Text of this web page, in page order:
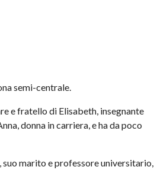
semi-centrale.
e fratello di Elisabeth, insegnante
donna in carriera, e ha da poco
marito e professore universitario,